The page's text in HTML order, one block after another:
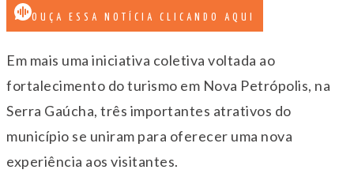
OUÇA ESSA NOTÍCIA CLICANDO AQUI
Em mais uma iniciativa coletiva voltada ao
fortalecimento do turismo em Nova Petrópolis, na
Serra Gaúcha, três importantes atrativos do
município se uniram para oferecer uma nova
experiência aos visitantes.